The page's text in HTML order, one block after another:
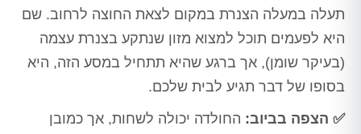
תעלה במעלה הצנרת במקום לצאת החוצה לרחוב. שם
היא לפעמים תוכל למצוא מזון שנתקע בצנרת עצמה
(בעיקר שומן), אך ברגע שהיא תתחיל במסע הזה, היא
בסופו של דבר תגיע לבית שלכם.
✅ הצפה בביוב: החולדה יכולה לשחות, אך כמובן